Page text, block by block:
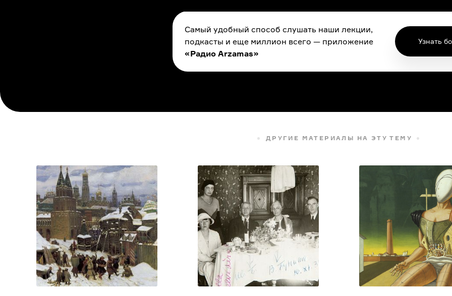
Самый удобный способ слушать наши лекции,
подкасты и еще миллион всего — приложение
«Радио Arzamas»
Узнать
ДРУГИЕ МАТЕРИАЛЫ НА ЭТУ ТЕМУ